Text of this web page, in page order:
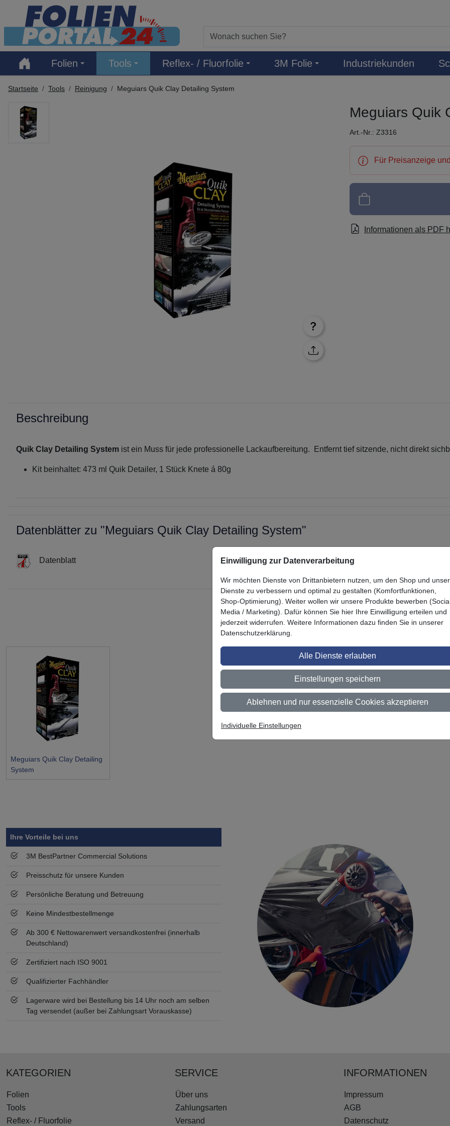
Hauptregion der Seite anspringen
Folien Tools Reflex- / Fluorfolie 3M Folie Industriekunden
Startseite Tools Reinigung Meguiars Quik Clay Detailing System
Meguiars Quik
Art.-Nr.: Z3316
Für Preisanzeige
Informationen als PDF
Beschreibung
Quik Clay Detailing System ist ein Muss für jede professionelle Lackaufbereitung. Entfernt tief sitzende, nicht direkt
Kit beinhaltet: 473 ml Quik Detailer, 1 Stück Knete á 80g
Datenblätter zu "Meguiars Quik Clay Detailing System"
Datenblatt
Zuletzt angesehen
Meguiars Quik Clay Detailing
System
Ihre Vorteile bei uns
3M BestPartner Commercial Solutions
Preisschutz für unsere Kunden
Persönliche Beratung und Betreuung
Keine Mindestbestellmenge
Ab 300 € Nettowarenwert versandkostenfrei (innerhalb
Deutschland)
Zertifiziert nach ISO 9001
Qualifizierter Fachhändler
Lagerware wird bei Bestellung bis 14 Uhr noch am selben
Tag versendet (außer bei Zahlungsart Vorauskasse)
KATEGORIEN
Folien
Tools
Reflex- / Fluorfolie
SERVICE
Über uns
Zahlungsarten
Versand
INFORMATIONEN
Impressum
AGB
Datenschutz
Einwilligung zur Datenverarbeitung
Wir möchten Dienste von Drittanbietern nutzen, um den Shop und
Dienste zu verbessern und optimal zu gestalten (Komfortfunktionen,
Shop-Optimierung). Weiter wollen wir unsere Produkte bewerben
Media / Marketing). Dafür können Sie hier Ihre Einwilligung erteilen und
jederzeit widerrufen. Weitere Informationen dazu finden Sie in unserer
Datenschutzerklärung.
Alle Dienste erlauben
Einstellungen speichern
Ablehnen und nur essenzielle Cookies akzeptieren
Individuelle Einstellungen